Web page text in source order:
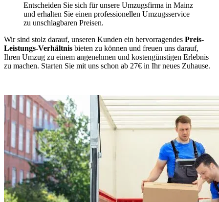
Entscheiden Sie sich für unsere Umzugsfirma in Mainz
und erhalten Sie einen professionellen Umzugsservice
zu unschlagbaren Preisen.
Wir sind stolz darauf, unseren Kunden ein hervorragendes Preis-
Leistungs-Verhältnis bieten zu können und freuen uns darauf,
Ihren Umzug zu einem angenehmen und kostengünstigen Erlebnis
zu machen. Starten Sie mit uns schon ab 27€ in Ihr neues Zuhause.